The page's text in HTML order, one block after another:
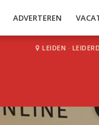
ADVERTEREN
LEIDEN ·